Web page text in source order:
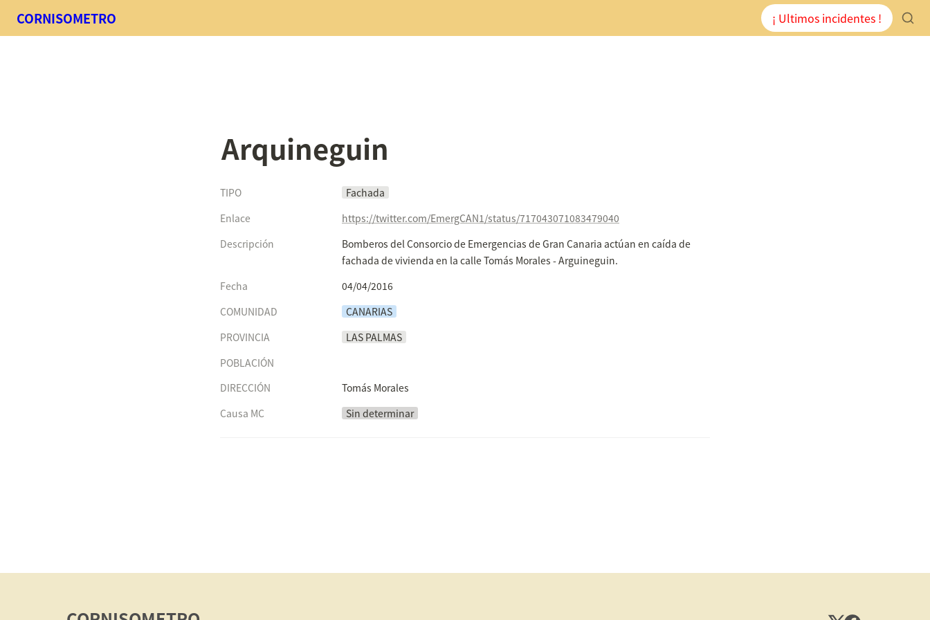
CORNISOMETRO ¡ Ultimos incidentes !
Arquineguin
TIPO
Fachada
Enlace
https://twitter.com/EmergCAN1/status/717043071083479040
Descripción
Bomberos del Consorcio de Emergencias de Gran Canaria actúan en caída de
fachada de vivienda en la calle Tomás Morales - Arguineguin.
Fecha
04/04/2016
COMUNIDAD
CANARIAS
PROVINCIA
LAS PALMAS
POBLACIÓN
DIRECCIÓN
Tomás Morales
Causa MC
Sin determinar